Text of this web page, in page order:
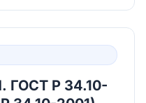
ГОСТ Р 34.10-